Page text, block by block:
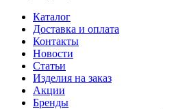
Каталог
Доставка и оплата
Контакты
Новости
Статьи
Изделия на заказ
Акции
Бренды